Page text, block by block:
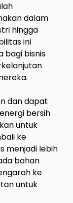
dalam
hingga
ini
bagi bisnis
dan dapat
bersih
untuk
ke
menjadi lebih
bahan
ke
untuk